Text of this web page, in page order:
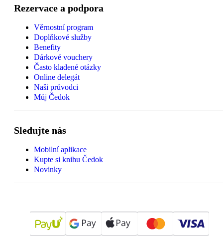
Rezervace a podpora
Věrnostní program
Doplňkové služby
Benefity
Dárkové vouchery
Často kladené otázky
Online delegát
Naši průvodci
Můj Čedok
Sledujte nás
Mobilní aplikace
Kupte si knihu Čedok
Novinky